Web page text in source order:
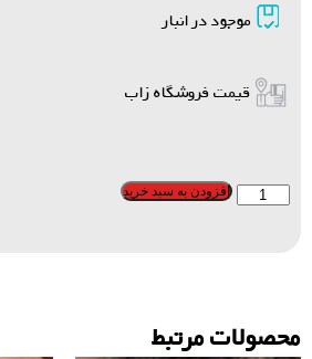
موجود در انبار
قیمت فروشگاه زاب
افزودن به سبد خرید
محصولات مرتبط